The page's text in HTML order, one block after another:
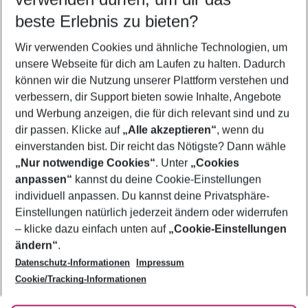
5-8 Nächte
2 Erwachsene Keine Kinder
Mehr Filter anzeigen
Footer
Footer navigation
Über uns
AGB
Bestpreisgarantie
Cookie-Einstellungen ändern
Cookie-Richtlinie
Agenturbetreuung
Barrierefreies Reisen
Folge uns
beste Erlebnis zu bieten?
Wir verwenden Cookies und ähnliche Technologien, um
unsere Webseite für dich am Laufen zu halten. Dadurch
können wir die Nutzung unserer Plattform verstehen und
verbessern, dir Support bieten sowie Inhalte, Angebote
und Werbung anzeigen, die für dich relevant sind und zu
dir passen. Klicke auf „Alle akzeptieren“, wenn du
einverstanden bist. Dir reicht das Nötigste? Dann wähle
„Nur notwendige Cookies“. Unter „Cookies
anpassen“ kannst du deine Cookie-Einstellungen
individuell anpassen. Du kannst deine Privatsphäre-
Einstellungen natürlich jederzeit ändern oder widerrufen
– klicke dazu einfach unten auf „Cookie-Einstellungen
ändern“.
Datenschutz-Informationen
Impressum
Cookie/Tracking-Informationen